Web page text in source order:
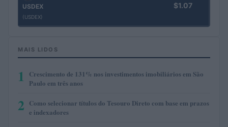
USDEX
(USDEX)
$1.07
MAIS LIDOS
1
Crescimento de 131% nos investimentos imobiliários em São
Paulo em três anos
2 Como selecionar títulos do Tesouro Direto com base em prazos
e indexadores